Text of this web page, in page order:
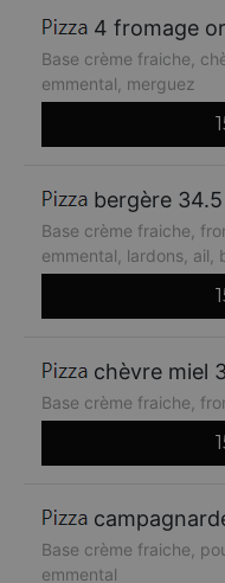
4 fromage
Base crème fraiche,
emmental, merguez
bergère
Base crème fraiche,
emmental, lardons, ail,
chèvre miel
Base crème fraiche,
Base crème fraiche,
emmental